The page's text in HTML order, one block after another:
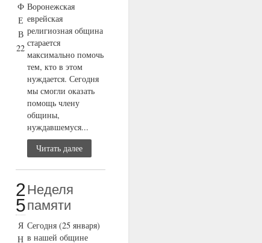
Ф
Е
В
22
Воронежская
еврейская
религиозная община
старается
максимально помочь
тем, кто в этом
нуждается. Сегодня
мы смогли оказать
помощь члену
общины,
нуждавшемуся...
Читать далее
2
5
Я
Н
Неделя
памяти
Сегодня (25 января)
в нашей общине